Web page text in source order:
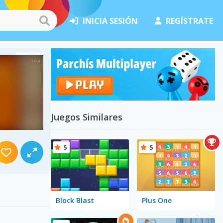
INICIA SESIÓN REGÍSTRATE
Juegos Similares
Block Blast
5
Plus One
5